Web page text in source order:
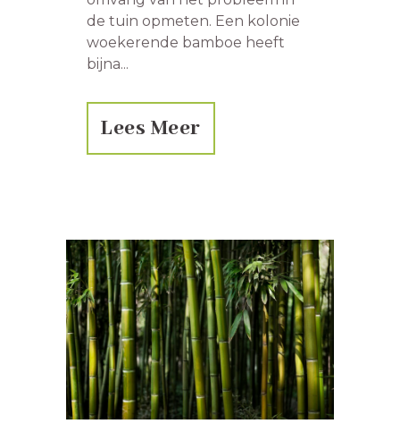
de tuin opmeten. Een kolonie
woekerende bamboe heeft
bijna...
Lees Meer